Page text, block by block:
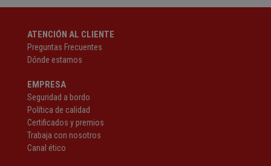
ATENCIÓN AL CLIENTE
Preguntas Frecuentes
Dónde estamos
EMPRESA
Seguridad a bordo
Política de calidad
Certificados y premios
Trabaja con nosotros
Canal ético